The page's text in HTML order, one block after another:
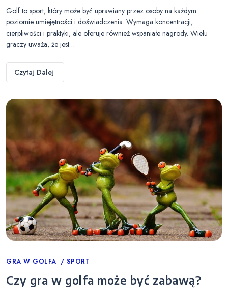
Golf to sport, który może być uprawiany przez osoby na każdym
poziomie umiejętności i doświadczenia. Wymaga koncentracji,
cierpliwości i praktyki, ale oferuje również wspaniałe nagrody. Wielu
graczy uważa, że jest…
Czytaj Dalej
Categories
GRA W GOLFA SPORT
Czy gra w golfa może być zabawą?